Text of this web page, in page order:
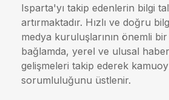
Isparta'yı takip edenlerin bilgi
artırmaktadır. Hızlı ve doğru
medya kuruluşlarının önemli
bağlamda, yerel ve ulusal
gelişmeleri takip ederek
sorumluluğunu üstlenir.